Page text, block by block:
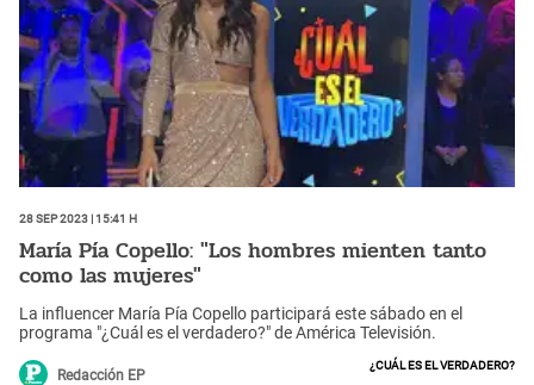
28 Sep 2023 | 15:41 h
María Pía Copello: "Los hombres mienten tanto
como las mujeres"
La influencer María Pía Copello participará este sábado en el
programa "¿Cuál es el verdadero?" de América Televisión.
Redacción EP
¿Cuál es el verdadero?